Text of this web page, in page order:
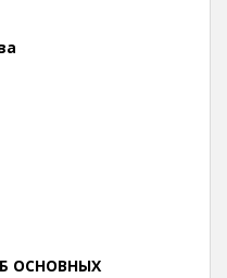
ОСНОВНЫХ